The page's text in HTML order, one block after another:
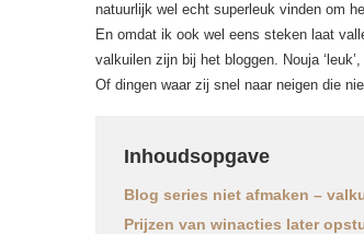
natuurlijk wel echt superleuk vinden om
En omdat ik ook wel eens steken laat
valkuilen zijn bij het bloggen. Nouja
Of dingen waar zij snel naar neigen die
Inhoudsopgave
Blog series niet afmaken –
Prijzen van winacties later